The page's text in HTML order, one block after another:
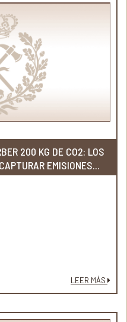
200 KG DE CO2: LOS
EMISIONES...
LEER MÁS